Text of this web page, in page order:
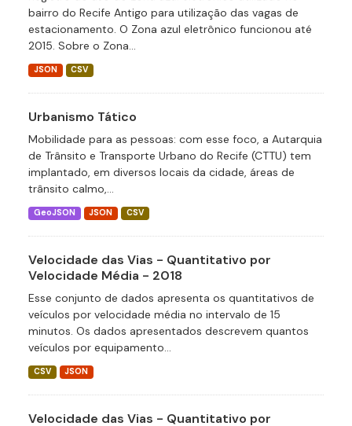
bairro do Recife Antigo para utilização das vagas de
estacionamento. O Zona azul eletrônico funcionou até
2015. Sobre o Zona...
JSON CSV
Urbanismo Tático
Mobilidade para as pessoas: com esse foco, a Autarquia
de Trânsito e Transporte Urbano do Recife (CTTU) tem
implantado, em diversos locais da cidade, áreas de
trânsito calmo,...
GeoJSON JSON CSV
Velocidade das Vias - Quantitativo por
Velocidade Média - 2018
Esse conjunto de dados apresenta os quantitativos de
veículos por velocidade média no intervalo de 15
minutos. Os dados apresentados descrevem quantos
veículos por equipamento...
CSV JSON
Velocidade das Vias - Quantitativo por